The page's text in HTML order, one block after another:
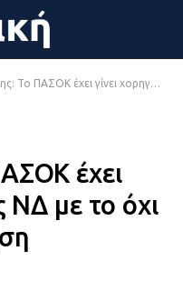
έχει γίνει χορηγός της ΝΔ με το όχι στη συγκυβέρνηση
έχει
ΝΔ με το όχι